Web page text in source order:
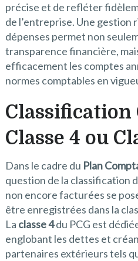
précise et de refléter
de l’entreprise. Une gestion
dépenses permet non
transparence financière,
efficacement les comptes
normes comptables en
Classification
Classe 4 ou
Dans le cadre du Plan
question de la classification
non encore facturées se
être enregistrées dans la
La classe 4du PCG est
englobant les dettes et
partenaires extérieurs tels